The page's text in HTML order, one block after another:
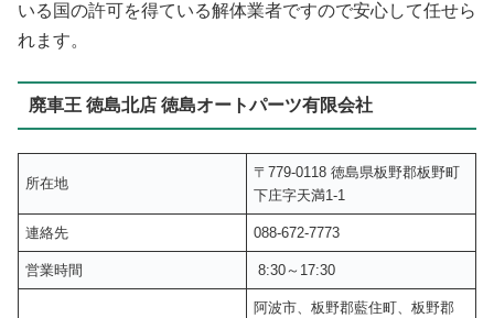
いる国の許可を得ている解体業者ですので安心して任せら
れます。
廃車王 徳島北店 徳島オートパーツ有限会社
所在地
〒779-0118 徳島県板野郡板野町
下庄字天満1-1
連絡先 088-672-7773
営業時間 8:30～17:30
阿波市、板野郡藍住町、板野郡